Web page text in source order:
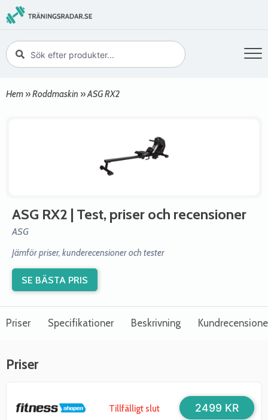
Hem »Roddmaskin »ASG RX2
ASG RX2 | Test, priser och recensioner
ASG
Jämför priser, kunderecensioner och tester
SE BÄSTA PRIS
Priser Specifikationer Beskrivning
Priser
Tillfälligt slut 2499 KR